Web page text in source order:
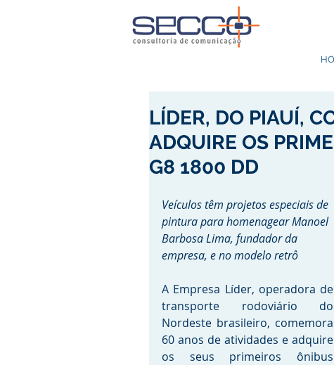
LÍDER, DO PIAUÍ,
ADQUIRE OS
G8 1800 DD
Veículos têm projetos especiais de
pintura para homenagear Manoel
Barbosa Lima, fundador da
empresa, e no modelo retrô
A Empresa Líder, operadora de
transporte rodoviário do
Nordeste brasileiro, comemora
60 anos de atividades e adquire
os seus primeiros ônibus